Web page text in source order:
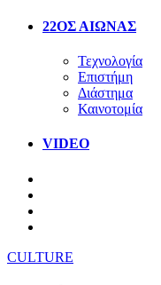
22ΟΣ ΑΙΩΝΑΣ
Τεχνολογία
Επιστήμη
Διάστημα
Καινοτομία
VIDEO
CULTURE